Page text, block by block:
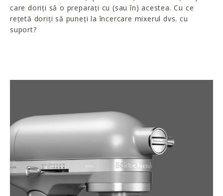
care doriți să o preparați cu (sau în) acestea. Cu ce
rețetă doriți să puneți la încercare mixerul dvs. cu
suport?